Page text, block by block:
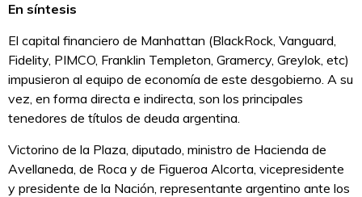
En síntesis
El capital financiero de Manhattan (BlackRock, Vanguard,
Fidelity, PIMCO, Franklin Templeton, Gramercy, Greylok, etc)
impusieron al equipo de economía de este desgobierno. A su
vez, en forma directa e indirecta, son los principales
tenedores de títulos de deuda argentina.
Victorino de la Plaza, diputado, ministro de Hacienda de
Avellaneda, de Roca y de Figueroa Alcorta, vicepresidente
y presidente de la Nación, representante argentino ante los